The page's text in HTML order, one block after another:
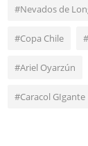
#Nevados de
#Copa Chile
#Ariel Oyarzún
#Caracol GIgante